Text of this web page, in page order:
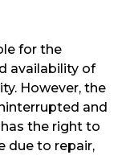
for the
availability of
However, the
and
the right to
due to repair,